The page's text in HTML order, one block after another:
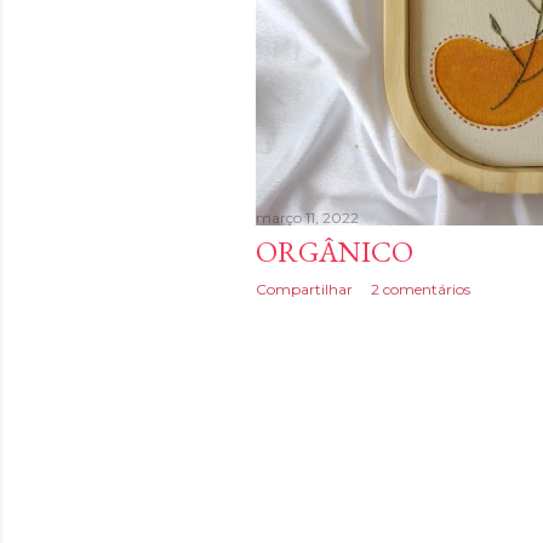
n
março 11, 2022
ORGÂNICO
Compartilhar 2 comentários